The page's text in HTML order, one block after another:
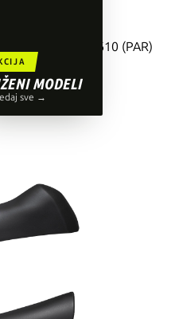
MODELI
sve →
SHIMANO ST-RX610 (PAR)